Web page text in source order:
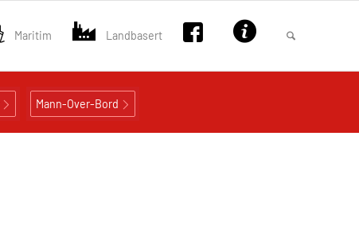
Maritim Landbasert
Mann-Over-Bord